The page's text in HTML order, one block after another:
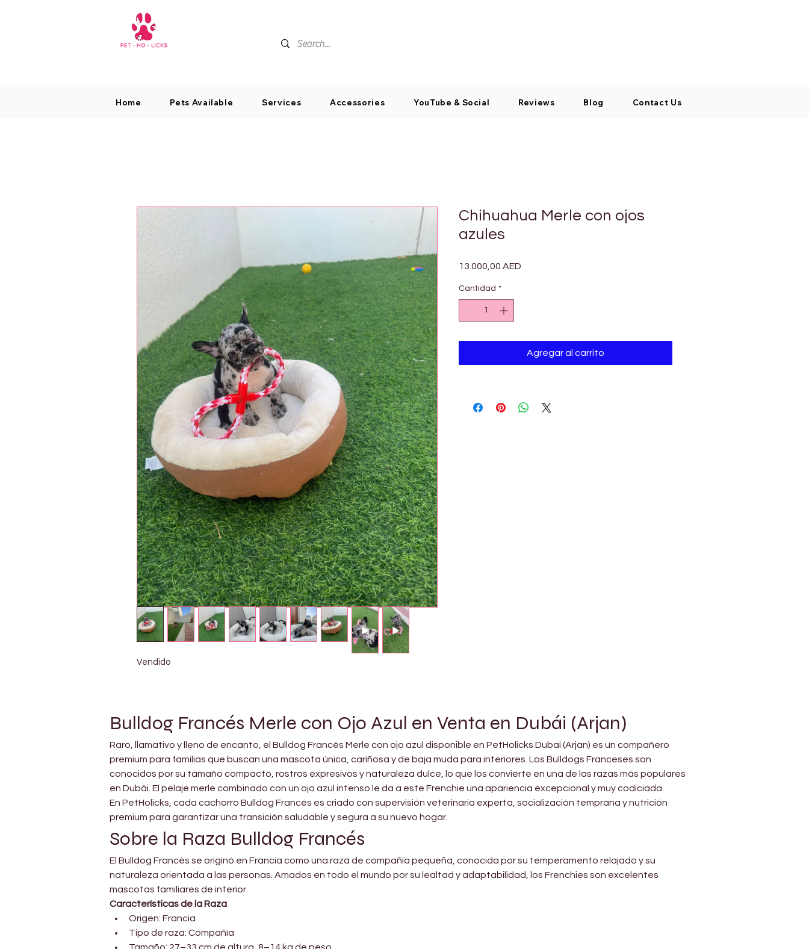
Home Pets Available Services Accessories YouTube & Social Reviews Blog Contact Us
Vendido
Chihuahua Merle con ojos
azules
13.000,00 AED
Cantidad *
Agregar al carrito
Bulldog Francés Merle con Ojo Azul en Venta en Dubái (Arjan)
Raro, llamativo y lleno de encanto, el Bulldog Francés Merle con ojo azul disponible en PetHolicks Dubai (Arjan) es un compañero
premium para familias que buscan una mascota única, cariñosa y de baja muda para interiores. Los Bulldogs Franceses son
conocidos por su tamaño compacto, rostros expresivos y naturaleza dulce, lo que los convierte en una de las razas más populares
en Dubái. El pelaje merle combinado con un ojo azul intenso le da a este Frenchie una apariencia excepcional y muy codiciada.
En PetHolicks, cada cachorro Bulldog Francés es criado con supervisión veterinaria experta, socialización temprana y nutrición
premium para garantizar una transición saludable y segura a su nuevo hogar.
Sobre la Raza Bulldog Francés
El Bulldog Francés se originó en Francia como una raza de compañía pequeña, conocida por su temperamento relajado y su
naturaleza orientada a las personas. Amados en todo el mundo por su lealtad y adaptabilidad, los Frenchies son excelentes
mascotas familiares de interior.
Características de la Raza
Origen: Francia
Tipo de raza: Compañía